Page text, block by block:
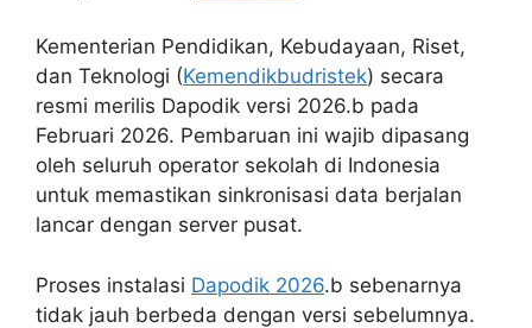
Kementerian Pendidikan, Kebudayaan, Riset,
dan Teknologi (Kemendikbudristek) secara
resmi merilis Dapodik versi 2026.b pada
Februari 2026. Pembaruan ini wajib dipasang
oleh seluruh operator sekolah di Indonesia
untuk memastikan sinkronisasi data berjalan
lancar dengan server pusat.
Proses instalasi Dapodik 2026.b sebenarnya
tidak jauh berbeda dengan versi sebelumnya.